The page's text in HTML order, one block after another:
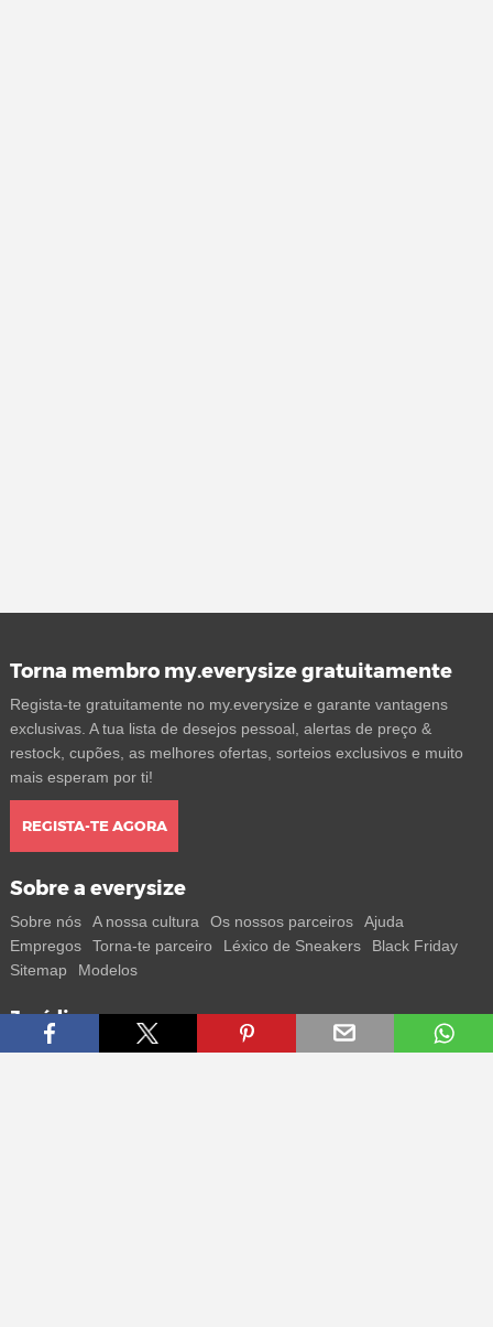
Torna membro my.everysize gratuitamente
Regista-te gratuitamente no my.everysize e garante vantagens
exclusivas. A tua lista de desejos pessoal, alertas de preço &
restock, cupões, as melhores ofertas, sorteios exclusivos e muito
mais esperam por ti!
REGISTA-TE AGORA
Sobre a everysize
Sobre nós A nossa cultura Os nossos parceiros
Ajuda
Empregos
Torna-te parceiro Léxico de Sneakers
Black Friday
Sitemap
Modelos
Jurídico
Termos Privacidade Impressum Contacto